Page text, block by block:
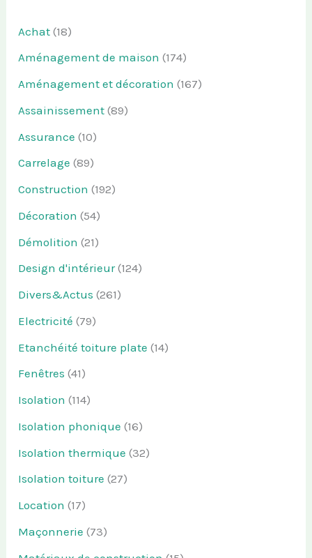
Achat (18)
Aménagement de maison (174)
Aménagement et décoration (167)
Assainissement (89)
Assurance (10)
Carrelage (89)
Construction (192)
Décoration (54)
Démolition (21)
Design d'intérieur(124)
Divers&Actus (261)
Electricité (79)
Etanchéité toiture plate (14)
Fenêtres (41)
Isolation (114)
Isolation phonique (16)
Isolation thermique (32)
Isolation toiture (27)
Location (17)
Maçonnerie (73)